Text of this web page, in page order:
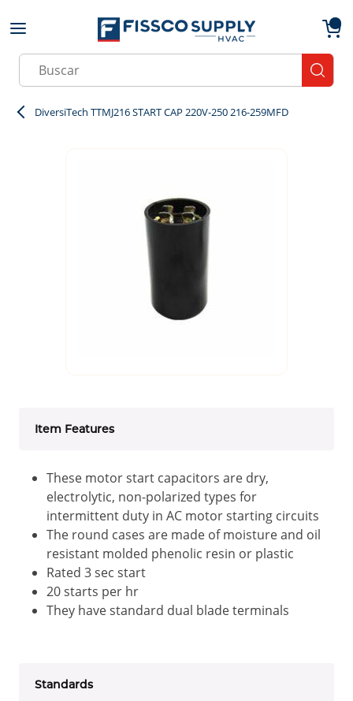
Skip to main content
Site Search
DiversiTech TTMJ216 START CAP 220V-250 216-259MFD
Item Features
These motor start capacitors are dry,
electrolytic, non-polarized types for
intermittent duty in AC motor starting circuits
The round cases are made of moisture and oil
resistant molded phenolic resin or plastic
Rated 3 sec start
20 starts per hr
They have standard dual blade terminals
Standards